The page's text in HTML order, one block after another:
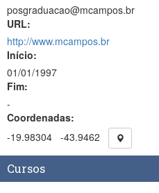
posgraduacao@mcampos.br
URL:
http://www.mcampos.br
Início:
01/01/1997
Fim:
-
Coordenadas:
-19.98304 -43.9462
Cursos